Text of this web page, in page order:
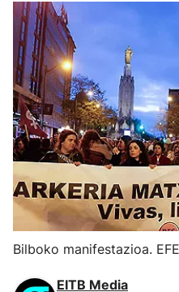
Bilboko manifestazioa.
EITB Media